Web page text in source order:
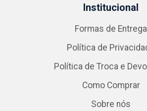
Institucional
Formas de Entrega
Política de
Política de Troca e
Como Comprar
Sobre nós